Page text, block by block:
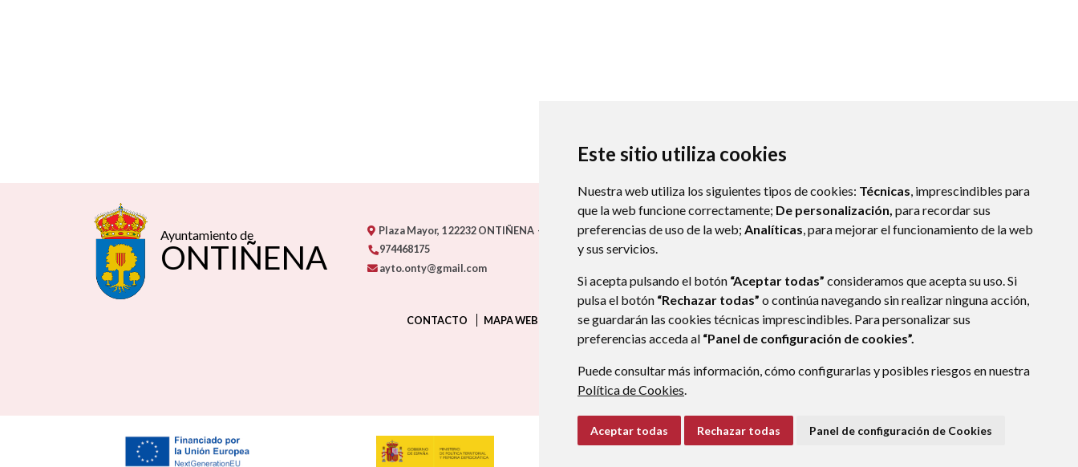
Este sitio utiliza cookies
Nuestra web utiliza los siguientes tipos de cookies: Técnicas, imprescindibles para
que la web funcione correctamente; De personalización, para recordar sus
preferencias de uso de la web; Analíticas, para mejorar el funcionamiento de la web
y sus servicios.
Si acepta pulsando el botón “Aceptar todas” consideramos que acepta su uso. Si
pulsa el botón “Rechazar todas” o continúa navegando sin realizar ninguna acción,
se guardarán las cookies técnicas imprescindibles. Para personalizar sus
preferencias acceda al “Panel de configuración de cookies”.
Puede consultar más información, cómo configurarlas y posibles riesgos en nuestra
Política de Cookies.
Aceptar todas Rechazar todas Panel de configuración de Cookies
Ayuntamiento de
ONTIÑENA
Plaza Mayor, 122232ONTIÑENA - ARAGÓN(ESPAÑA)
974468175
ayto.onty@gmail.com
CONTACTO MAPA WEB AVISO LEGAL PROTECCIÓN DE DATOS ACCESIBILIDAD POLÍTICA DE COOKIES